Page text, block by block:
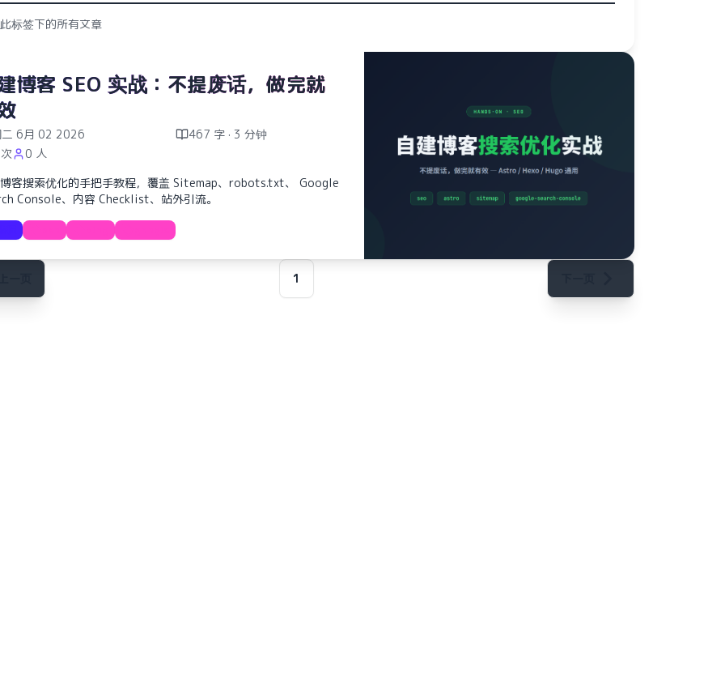
标签下的所有文章
博客 SEO 实战：不提废话，做完就
6月 02 2026
467 字 · 3 分钟
0 人
客搜索优化的手把手教程，覆盖 Sitemap、robots.txt、 Google
Console、内容 Checklist、站外引流。
1